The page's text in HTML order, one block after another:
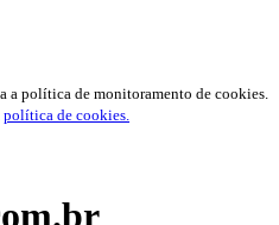
a política de monitoramento de cookies.
política de cookies.